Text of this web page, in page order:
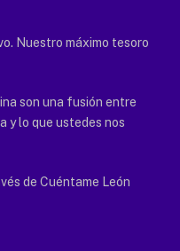
Nuestro máximo tesoro
son una fusión entre
y lo que ustedes nos
de Cuéntame León